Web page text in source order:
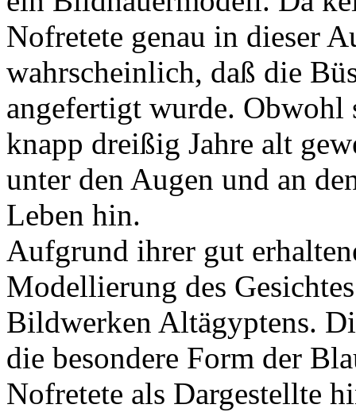
Nofretete genau in dieser
wahrscheinlich, daß die
angefertigt wurde. Obwohl
knapp dreißig Jahre alt
unter den Augen und an
Leben hin.
Aufgrund ihrer gut
Modellierung des
Bildwerken Altägyptens.
die besondere Form der
Nofretete als Dargestellte